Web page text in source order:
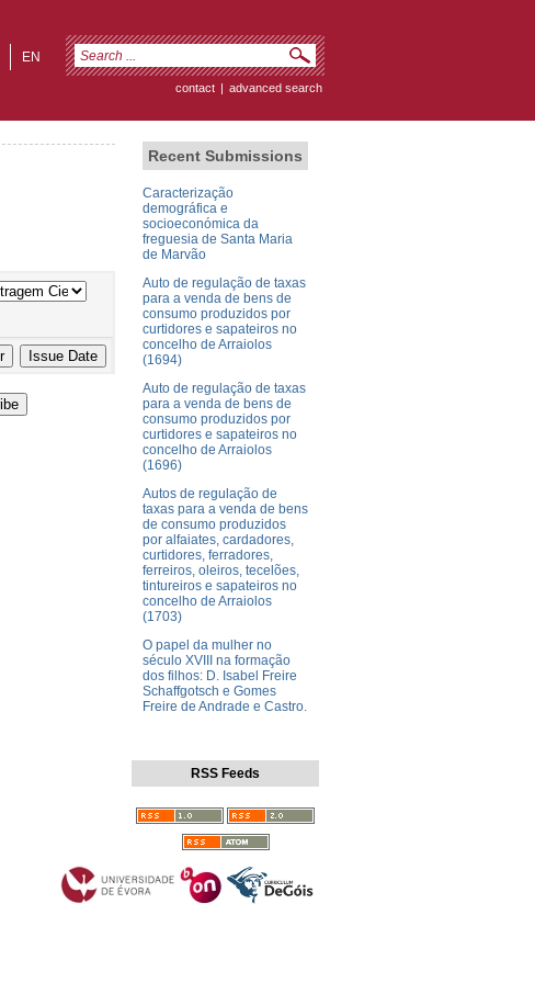
EN
contact | advanced search
Recent Submissions
Caracterização
demográfica e
socioeconómica da
freguesia de Santa Maria
de Marvão
Auto de regulação de taxas
para a venda de bens de
consumo produzidos por
curtidores e sapateiros no
concelho de Arraiolos
(1694)
Auto de regulação de taxas
para a venda de bens de
consumo produzidos por
curtidores e sapateiros no
concelho de Arraiolos
(1696)
Autos de regulação de
taxas para a venda de bens
de consumo produzidos
por alfaiates, cardadores,
curtidores, ferradores,
ferreiros, oleiros, tecelões,
tintureiros e sapateiros no
concelho de Arraiolos
(1703)
O papel da mulher no
século XVIII na formação
dos filhos: D. Isabel Freire
Schaffgotsch e Gomes
Freire de Andrade e Castro.
RSS Feeds